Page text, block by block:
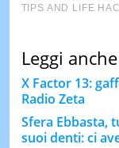
Leggi anche
X Factor 13:
Radio Zeta
Sfera Ebbasta,
suoi denti: ci